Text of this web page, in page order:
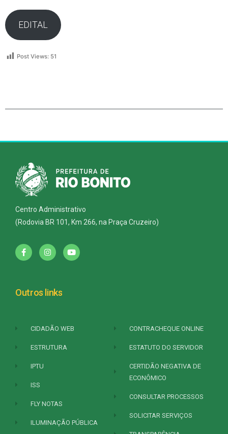
EDITAL
Post Views: 51
Centro Administrativo
(Rodovia BR 101, Km 266, na Praça Cruzeiro)
Outros links
CIDADÃO WEB
ESTRUTURA
IPTU
ISS
FLY NOTAS
ILUMINAÇÃO PÚBLICA
CONTRACHEQUE ONLINE
ESTATUTO DO SERVIDOR
CERTIDÃO NEGATIVA DE
ECONÔMICO
CONSULTAR PROCESSOS
SOLICITAR SERVIÇOS